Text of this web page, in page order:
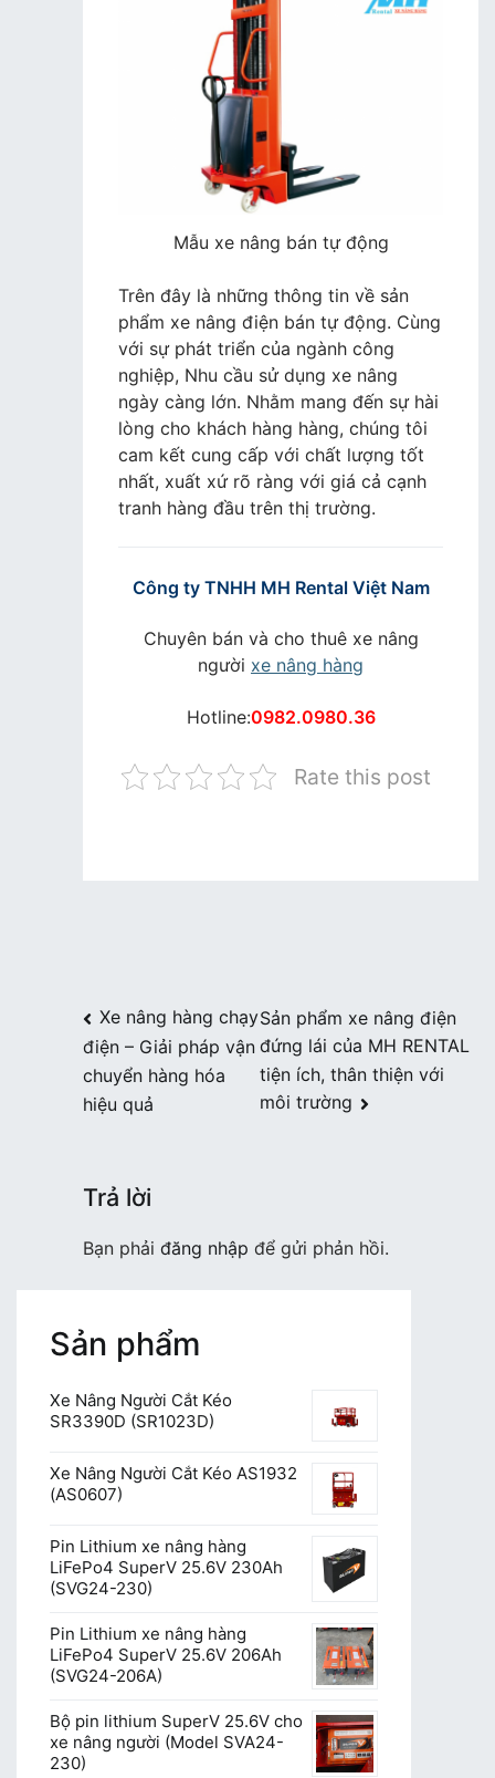
Mẫu xe nâng bán tự động
Trên đây là những thông tin về sản
phẩm xe nâng điện bán tự động. Cùng
với sự phát triển của ngành công
nghiệp, Nhu cầu sử dụng xe nâng
ngày càng lớn. Nhằm mang đến sự hài
lòng cho khách hàng hàng, chúng tôi
cam kết cung cấp với chất lượng tốt
nhất, xuất xứ rõ ràng với giá cả cạnh
tranh hàng đầu trên thị trường.
Công ty TNHH MH Rental Việt Nam
Chuyên bán và cho thuê xe nâng
người xe nâng hàng
Hotline:0982.0980.36
Rate this post
Điều
hướng
bài
viết
Xe nâng hàng chạy
điện – Giải pháp vận
chuyển hàng hóa
hiệu quả
Sản phẩm xe nâng điện
đứng lái của MH RENTAL
tiện ích, thân thiện với
môi trường
Trả lời
Bạn phải đăng nhập để gửi phản hồi.
Sản phẩm
Xe Nâng Người Cắt Kéo
SR3390D (SR1023D)
Xe Nâng Người Cắt Kéo AS1932
(AS0607)
Pin Lithium xe nâng hàng
LiFePo4 SuperV 25.6V 230Ah
(SVG24-230)
Pin Lithium xe nâng hàng
LiFePo4 SuperV 25.6V 206Ah
(SVG24-206A)
Bộ pin lithium SuperV 25.6V cho
xe nâng người (Model SVA24-
230)